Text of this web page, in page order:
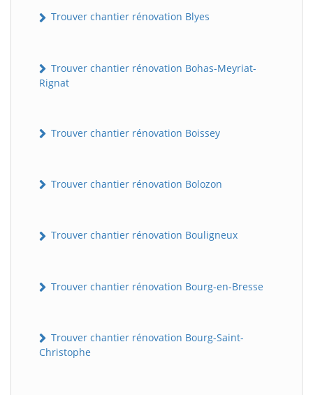
Trouver chantier rénovation Blyes
Trouver chantier rénovation Bohas-Meyriat-
Rignat
Trouver chantier rénovation Boissey
Trouver chantier rénovation Bolozon
Trouver chantier rénovation Bouligneux
Trouver chantier rénovation Bourg-en-Bresse
Trouver chantier rénovation Bourg-Saint-
Christophe